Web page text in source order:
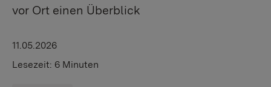
vor Ort einen Überblick
11.05.2026
Lesezeit: 6 Minuten